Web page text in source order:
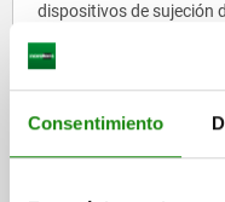
Consentimiento
dispositivos de sujeción
dispositivos de sujeción